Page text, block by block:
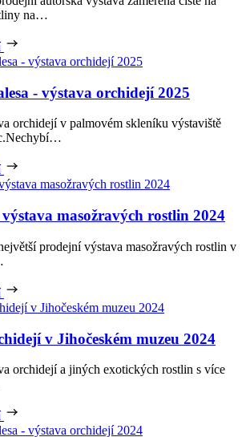
na…
- výstava orchidejí 2025
orchidejí v palmovém skleníku výstaviště
masožravých rostlin 2024
prodejní výstava masožravých rostlin v
v Jihočeském muzeu 2024
orchidejí a jiných exotických rostlin s více